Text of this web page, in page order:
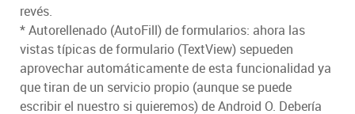
revés.
* Autorellenado (AutoFill) de formularios: ahora las
vistas típicas de formulario (TextView) sepueden
aprovechar automáticamente de esta funcionalidad ya
que tiran de un servicio propio (aunque se puede
escribir el nuestro si quieremos) de Android O. Debería